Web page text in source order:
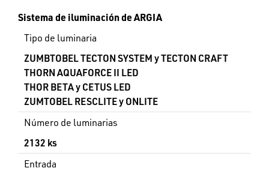
Sistema de iluminación de ARGIA
Tipo de luminaria
ZUMBTOBEL TECTON SYSTEM y TECTON CRAFT
THORN AQUAFORCE II LED
THOR BETA y CETUS LED
ZUMTOBEL RESCLITE y ONLITE
Número de luminarias
2132 ks
Entrada